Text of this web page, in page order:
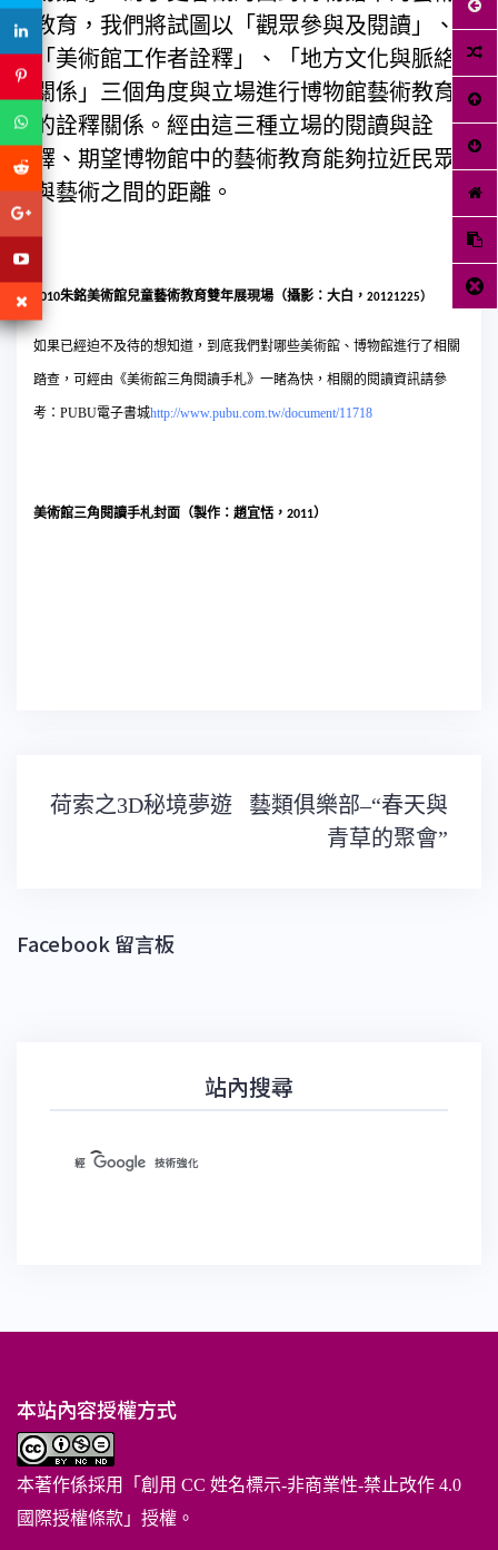
教育，我們將試圖以「觀眾參與及閱讀」、
「美術館工作者詮釋」、「地方文化與脈絡
關係」三個角度與立場進行博物館藝術教育
的詮釋關係。經由這三種立場的閱讀與詮
釋、期望博物館中的藝術教育能夠拉近民眾
與藝術之間的距離。
2010朱銘美術館兒童藝術教育雙年展現場（攝影：大白， 20121225）
如果已經迫不及待的想知道，到底我們對哪些美術館、博物館進行了相關
踏查，可經由《美術館三角閱讀手札》一睹為快，相關的閱讀資訊請參
考：PUBU電子書城http://www.pubu.com.tw/document/11718
美術館三角閱讀手札封面（製作：趙宜恬， 2011）
文
章
荷索之3D秘境夢遊
藝類俱樂部–“春天與
青草的聚會”
Facebook 留言板
站內搜尋
本站內容授權方式
本著作係採用「 創用 CC 姓名標示-非商業性-禁止改作 4.0
國際授權條款 」授權。